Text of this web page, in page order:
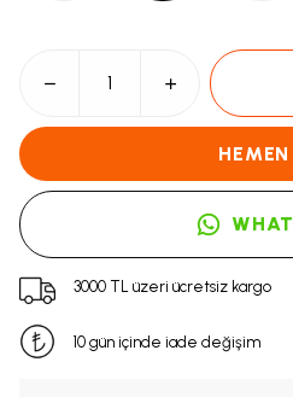
3000 TL üzeri ücretsiz kargo
10 gün içinde iade değişim